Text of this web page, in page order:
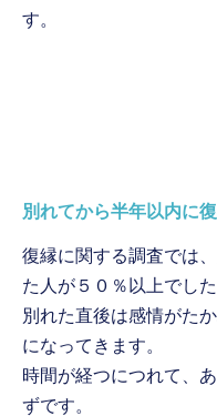
す。
別れてから半年以内に
復縁に関する調査では
た人が５０％以上でした
別れた直後は感情がた
になってきます。
時間が経つにつれて、
ずです。